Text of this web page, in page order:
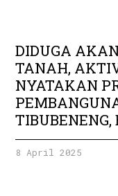
DIDUGA
TANAH,
NYATAKAN
8 April 2025